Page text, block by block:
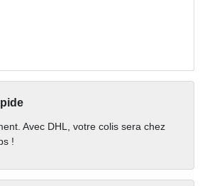
Avec DHL, votre colis sera chez
!